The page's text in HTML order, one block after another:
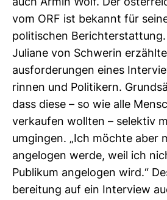
auch Armin Wolf. Der
vom ORF ist bekannt für
poli­ti­schen
Juliane von Schwerin
aus­for­de­rungen eines
rinnen und Poli­ti­kern.
dass diese – so wie alle
ver­kaufen wollten – selektiv
umgingen. „Ich möchte aber
ange­logen werde, weil ich
Publikum ange­logen wird.“
be­rei­tung auf ein Inter­view